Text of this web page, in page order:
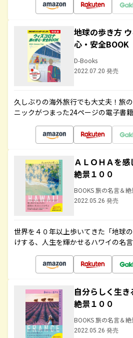
地球の歩き方
心・安全BOOK
D-Books
2022.07.20 発売
久しぶりの海外旅行でも大丈夫！旅
ニックがつまった24ページの電子書籍
ＡＬＯＨＡを
絶景１００
BOOKS 旅の名言＆絶
2022.05.26 発売
世界を４０年以上歩いてきた「地球
けする、人生を輝かせるハワイの名
自分らしく生
絶景１００
BOOKS 旅の名言＆絶
2022.05.26 発売